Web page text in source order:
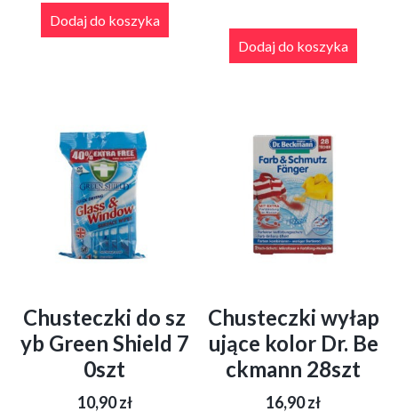
Dodaj do koszyka
Dodaj do koszyka
Chusteczki do sz
yb Green Shield 7
0szt
10,90zł
Chusteczki wyłap
ujące kolor Dr. Be
ckmann 28szt
16,90zł